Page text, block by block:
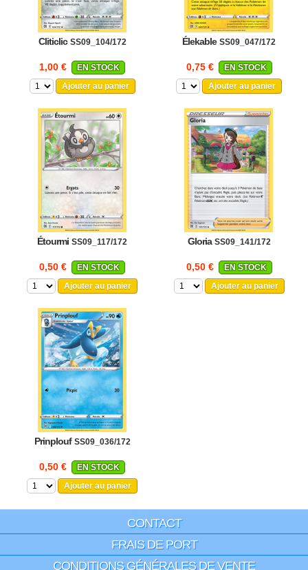
Cliticlic SS09_104/172
1,00 €
EN STOCK
Ajouter au panier
Élekable SS09_047/172
0,75 €
EN STOCK
Ajouter au panier
Étourmi SS09_117/172
0,50 €
EN STOCK
Ajouter au panier
Gloria SS09_141/172
0,50 €
EN STOCK
Ajouter au panier
Prinplouf SS09_036/172
0,50 €
EN STOCK
Ajouter au panier
CONTACT
FRAIS DE PORT
CONDITIONS GÉNÉRALES DE VENTE